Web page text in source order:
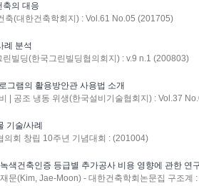
축의 대응
축(대한건축학회지) : Vol.61 No.05 (201705)
례 분석
린빌딩(한국그린빌딩협의회지) : v.9 n.1 (200803)
그램의 활용방안관 사용법 소개
| 공조 냉동 위생(한국설비기술협회지) : Vol.37
기술/사례
의회 창립 10주년 기념대회 : (201004)
색건축인증 등급별 추가공사 비용 영향에 관한 연
문(Kim, Jae-Moon) - 대한건축학회논문집 구조계